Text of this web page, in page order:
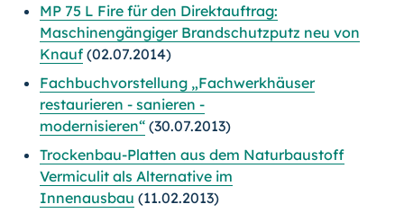
MP 75 L Fire für den Direktauftrag:
Maschinengängiger Brandschutzputz neu von
Knauf (02.07.2014)
Fachbuchvorstellung „Fachwerkhäuser
restaurieren - sanieren -
modernisieren“ (30.07.2013)
Trockenbau-Platten aus dem Naturbaustoff
Vermiculit als Alternative im
Innenausbau (11.02.2013)